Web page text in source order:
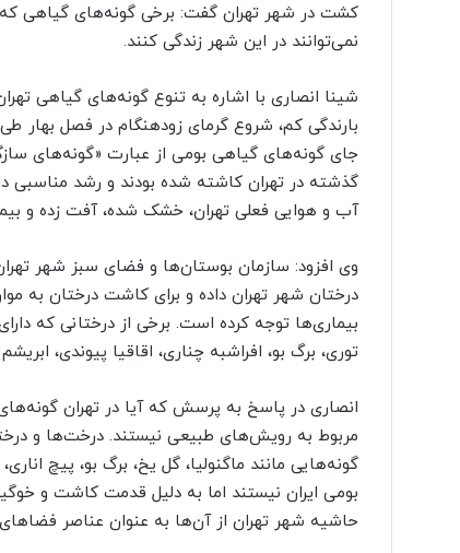
کشت در شهر تهران گفت: برخی گونه‌های گیاهی
نمی‌توانند در این شهر زندگی کنند.
شینا انصاری با اشاره به تنوع گونه‌های گیاهی
بارندگی کم، شروع گرمای زودهنگام در فصل بهار
جای گونه‌های گیاهی بومی از عبارت «گونه‌های
گذشته در تهران کاشته شده بودند و رشد
آب و هوایی فعلی تهران، خشک شده‌، آفت زده‌ و
وی افزود: سازمان بوستان‌ها و فضای سبز شهر
درختان شهر تهران داده و برای کاشت درختان به
بیماری‌ها توجه کرده است. برخی از درختانی که
توری، برگ بو، افراشبه چناری، اقاقیا پیوندی،
انصاری در پاسخ به پرسش که آیا در تهران
مربوط به رویش‌های طبیعی نیستند. درخت‌ها و
گونه‌هایی مانند ماگنولیا، گل یخ، برگ بو، پیچ
بومی ایران نیستند اما به دلیل قدمت کاشت و
حاشیه شهر تهران از آن‌ها به عنوان عناصر